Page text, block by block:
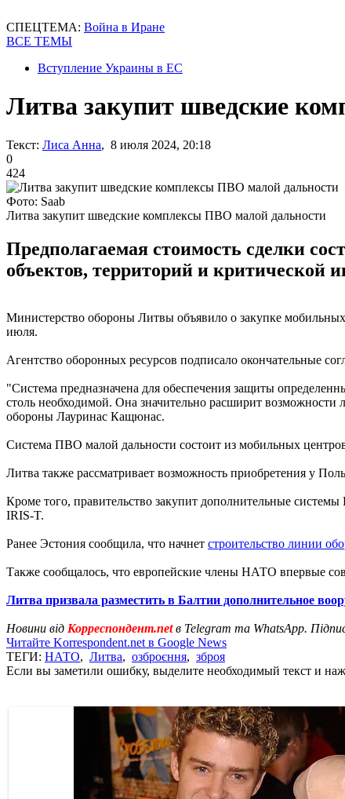
СПЕЦТЕМА: Война в Иране
ВСЕ ТЕМЫ
Вступление Украины в ЕС
Литва закупит шведские
Текст: Лиса Анна, 8 июля 2024, 20:18
0
424
Фото: Saab
Литва закупит шведские комплексы ПВО малой дальности
Предполагаемая стоимость сделки
объектов, территорий и критической
Министерство обороны Литвы объявило о закупке
июля.
Агентство оборонных ресурсов подписало окончательные
"Система предназначена для обеспечения защиты
столь необходимой. Она значительно расширит
обороны Лауринас Кащюнас.
Система ПВО малой дальности состоит из мобильных
Литва также рассматривает возможность приобретения у
Кроме того, правительство закупит дополнительные
IRIS-T.
Ранее Эстония сообщила, что начнет строительство линии
Также сообщалось, что европейские члены НАТО впервые
Литва призвала разместить в Балтии дополнительное
Новини від Корреспондент.netв Telegram та WhatsApp.
Читайте Korrespondent.net в Google News
ТЕГИ: НАТО, Литва, озброєння, зброя
Если вы заметили ошибку, выделите необходимый текст и